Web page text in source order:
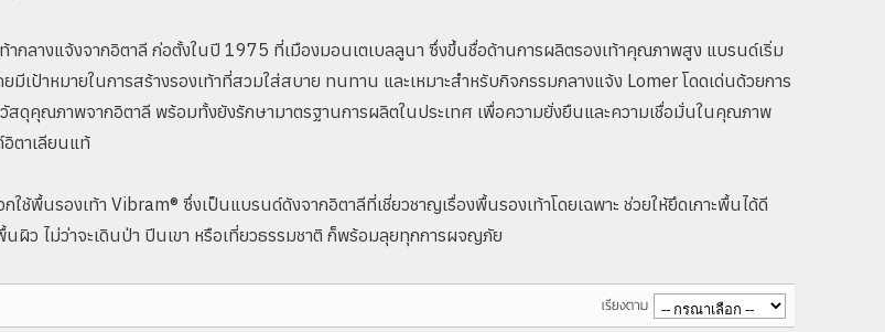
ากลางแจ้งจากอิตาลี ก่อตั้งในปี 1975 ที่เมืองมอนเตเบลลูนา ซึ่งขึ้นชื่อด้านการผลิตรองเท้าคุณภาพสูง แบรนด์เริ่ม
มีเป้าหมายในการสร้างรองเท้าที่สวมใส่สบาย ทนทาน และเหมาะสำหรับกิจกรรมกลางแจ้ง Lomer โดดเด่นด้วยการ
สดุคุณภาพจากอิตาลี พร้อมทั้งยังรักษามาตรฐานการผลิตในประเทศ เพื่อความยั่งยืนและความเชื่อมั่นในคุณภาพ
ตาเลียนแท้
ใช้พื้นรองเท้า Vibram® ซึ่งเป็นแบรนด์ดังจากอิตาลีที่เชี่ยวชาญเรื่องพื้นรองเท้าโดยเฉพาะ ช่วยให้ยึดเกาะพื้นได้ดี
ผิว ไม่ว่าจะเดินป่า ปีนเขา หรือเที่ยวธรรมชาติ ก็พร้อมลุยทุกการผจญภัย
เรียงตาม